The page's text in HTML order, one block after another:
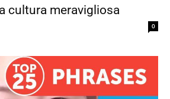
cultura meravigliosa
0